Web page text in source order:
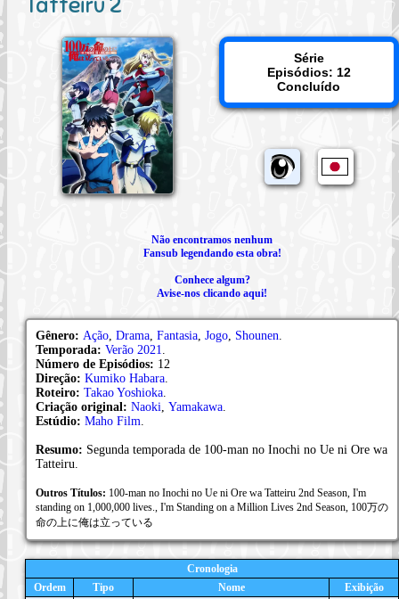
Série
Episódios: 12
Concluído
Não encontramos nenhum
Fansub legendando esta obra!
Conhece algum?
Avise-nos clicando aqui!
Gênero: Ação Drama Fantasia Jogo Shounen
Temporada: Verão 2021
Número de Episódios: 12
Direção: Kumiko Habara
Roteiro: Takao Yoshioka
Criação original: Naoki Yamakawa
Estúdio: Maho Film
Resumo: Segunda temporada de 100-man no Inochi no Ue ni Ore wa
Tatteiru.
Outros Títulos: 100-man no Inochi no Ue ni Ore wa Tatteiru 2nd Season, I'm
standing on 1,000,000 lives., I'm Standing on a Million Lives 2nd Season, 100万の
命の上に俺は立っている
Cronologia
Ordem
Tipo Nome Exibição